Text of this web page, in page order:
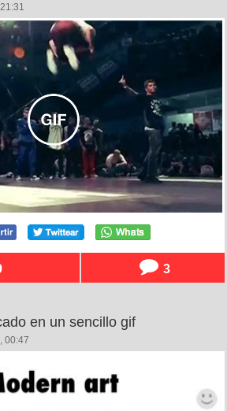
3
en un sencillo gif
00:47